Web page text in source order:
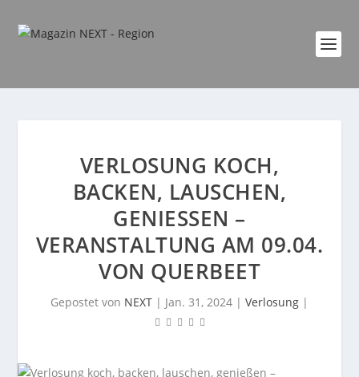
VERLOSUNG KOCH,
BACKEN, LAUSCHEN,
GENIESSEN – V
ERANSTALTUNG AM 09.04. V
ON QUERBEET
Gepostet von NEXT | Jan. 31, 2024 | Verlosung |